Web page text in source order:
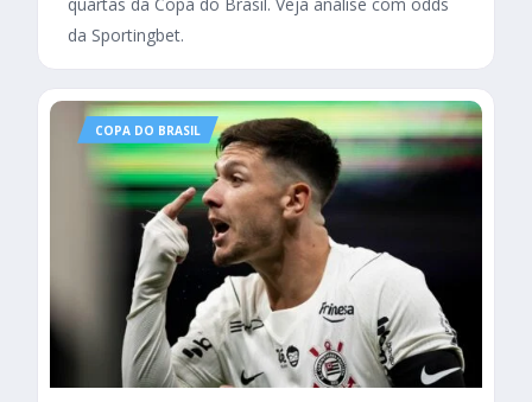
da Sportingbet.
COPA DO BRASIL